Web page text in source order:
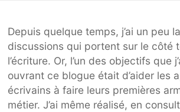
Depuis quelque temps, j’ai un peu
discussions qui portent sur le côté
l’écriture. Or, l’un des objectifs que
ouvrant ce blogue était d’aider les
écrivains à faire leurs premières
métier. J’ai même réalisé, en